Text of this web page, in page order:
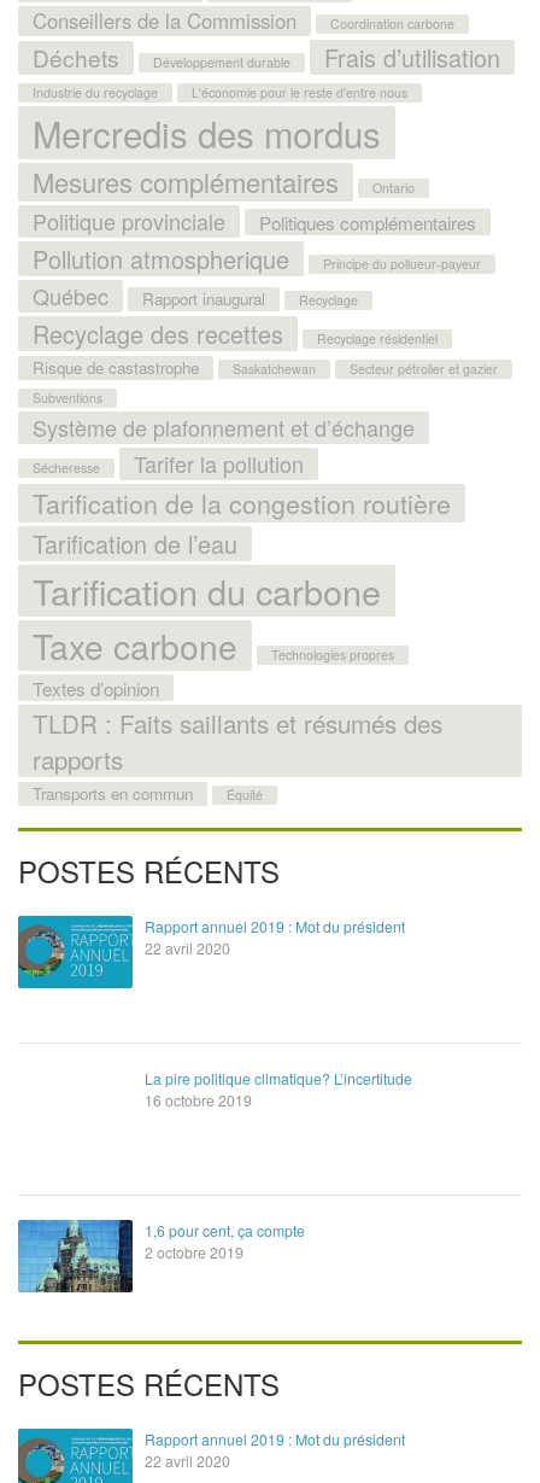
Conseillers de la Commission
Coordination carbone
Déchets Développement durable Frais d’utilisation
Industrie du recyclage L'économie pour le reste d'entre nous
Mercredis des mordus
Mesures complémentaires Ontario
Politique provinciale Politiques complémentaires
Pollution atmospherique Principe du pollueur-payeur
Québec Rapport inaugural Recyclage
Recyclage des recettes Recyclage résidentiel
Risque de castastrophe Saskatchewan
Secteur pétrolier et gazier
Subventions
Système de plafonnement et d’échange
Sécheresse Tarifer la pollution
Tarification de la congestion routière
Tarification de l’eau
Tarification du carbone
Taxe carbone Technologies propres
Textes d’opinion
TLDR : Faits saillants et résumés des
rapports
Transports en commun Équité
POSTES RÉCENTS
Rapport annuel 2019 : Mot du président
22 avril 2020
La pire politique climatique? L’incertitude
16 octobre 2019
1,6 pour cent, ça compte
2 octobre 2019
POSTES RÉCENTS
Rapport annuel 2019 : Mot du président
22 avril 2020